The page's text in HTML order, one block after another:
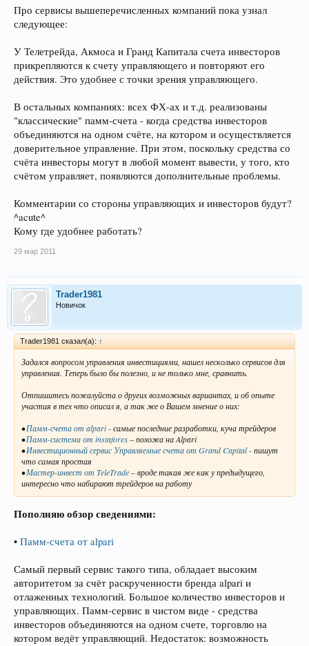
Про сервисы вышеперечисленных компаний пока узнал
следующее:
У Телетрейда, Акмоса и Гранд Капитала счета инвесторов
прикрепляются к счету управляющего и повторяют его
действия. Это удобнее с точки зрения управляющего.
В остальных компаниях: всех ФХ-ах и т.д. реализованы
"классические" памм-счета - когда средства инвесторов
объединяются на одном счёте, на котором и осуществляется
доверительное управление. При этом, поскольку средства со
счёта инвесторы могут в любой момент вывести, у того, кто
счётом управляет, появляются дополнительные проблемы.
Комментарии со стороны управляющих и инвесторов будут?
^acute^
Кому где удобнее работать?
29 мар 2011
Trader1981
Новичок
Trader1981 сказал(а): ↑
Задался вопросом управления инвестициями, нашел несколько сервисов для
управления. Теперь было бы полезно, и не только мне, сравнить.
Отпишитесь пожалуйста о других возможных вариантах, и об опыте
участия в тех что описал я, а так же о Вашем мнение о них:
•Памм-счета от alpari- самые последние разработки, куча трейдеров
•Памм-система от instaforex– похожа на Alpari
•Инвестиционный сервис Управляемые счета от Grand Capital- пишут
что самая простая
•Мастер-инвест от TeleTrade– вроде такая же как у предыдущего,
интересно что набирают трейдеров на работу
Пополняю обзор сведениями:
• Памм-счета от alpari
Самый первый сервис такого типа, обладает высоким
авторитетом за счёт раскрученности бренда alpari и
отлаженных технологий. Большое количество инвесторов и
управляющих. Памм-сервис в чистом виде - средства
инвесторов объединяются на одном счете, торговлю на
котором ведёт управляющий. Недостаток: возможность